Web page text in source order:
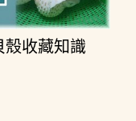
收藏知識